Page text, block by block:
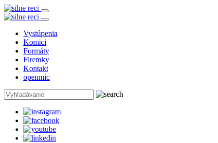
Vystúpenia
Komici
Formáty
Firemky
Kontakt
openmic